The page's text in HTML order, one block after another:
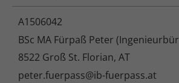
A1506042
BSc MA Fürpaß Peter
8522 Groß St. Florian, AT
peter.fuerpass@ib-fuerpass.at